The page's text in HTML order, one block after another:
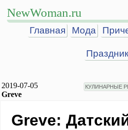
NewWoman.ru
Главная Мода
2019-07-05
Greve
КУЛИНАРНЫЕ
Greve: